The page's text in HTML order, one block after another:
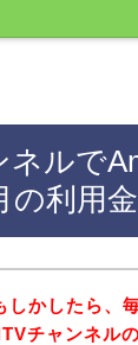
ネルで
の利用
しかしたら、
チャンネル